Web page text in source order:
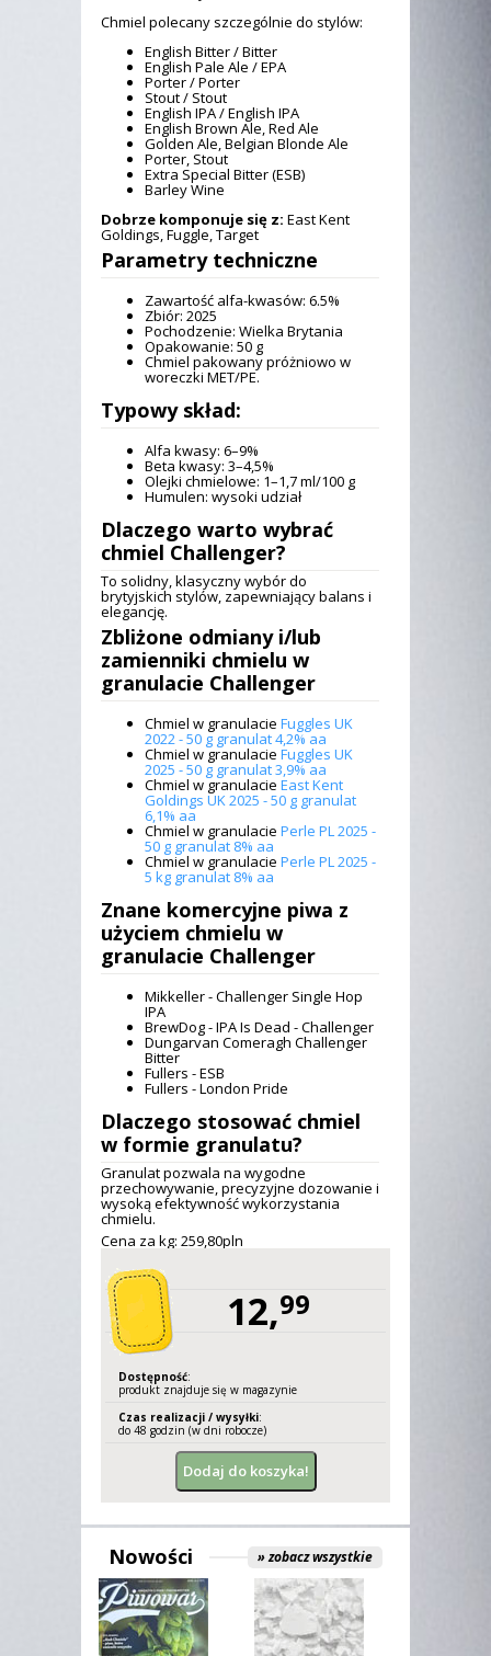
Chmiel polecany szczególnie do stylów:
English Bitter / Bitter
English Pale Ale / EPA
Porter / Porter
Stout / Stout
English IPA / English IPA
English Brown Ale, Red Ale
Golden Ale, Belgian Blonde Ale
Porter, Stout
Extra Special Bitter (ESB)
Barley Wine
Dobrze komponuje się z: East Kent
Goldings, Fuggle, Target
Parametry techniczne
Zawartość alfa-kwasów: 6.5%
Zbiór: 2025
Pochodzenie: Wielka Brytania
Opakowanie: 50 g
Chmiel pakowany próżniowo w
woreczki MET/PE.
Typowy skład:
Alfa kwasy: 6–9%
Beta kwasy: 3–4,5%
Olejki chmielowe: 1–1,7 ml/100 g
Humulen: wysoki udział
Dlaczego warto wybrać
chmiel Challenger?
To solidny, klasyczny wybór do
brytyjskich stylów, zapewniający balans i
elegancję.
Zbliżone odmiany i/lub
zamienniki chmielu w
granulacie Challenger
Chmiel w granulacie Fuggles UK
2022 - 50 g granulat 4,2% aa
Chmiel w granulacie Fuggles UK
2025 - 50 g granulat 3,9% aa
Chmiel w granulacie East Kent
Goldings UK 2025 - 50 g granulat
6,1% aa
Chmiel w granulacie Perle PL 2025 -
50 g granulat 8% aa
Chmiel w granulacie Perle PL 2025 -
5 kg granulat 8% aa
Znane komercyjne piwa z
użyciem chmielu w
granulacie Challenger
Mikkeller - Challenger Single Hop
IPA
BrewDog - IPA Is Dead - Challenger
Dungarvan Comeragh Challenger
Bitter
Fullers - ESB
Fullers - London Pride
Dlaczego stosować chmiel
w formie granulatu?
Granulat pozwala na wygodne
przechowywanie, precyzyjne dozowanie i
wysoką efektywność wykorzystania
chmielu.
Cena za kg: 259,80pln
12,99
Dostępność:
produkt znajduje się w magazynie
Czas realizacji / wysyłki:
do 48 godzin (w dni robocze)
Nowości » zobacz wszystkie